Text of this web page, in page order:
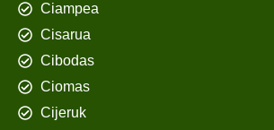
Ciampea
Cisarua
Cibodas
Ciomas
Cijeruk